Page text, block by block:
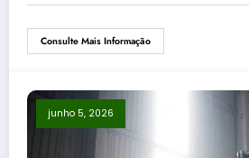
Consulte Mais Informação
junho 5, 2026